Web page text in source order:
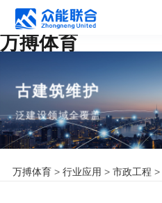
万搏体育
古建筑维护
泛建设领域全覆盖
万搏体育> 行业应用 > 市政工程 >